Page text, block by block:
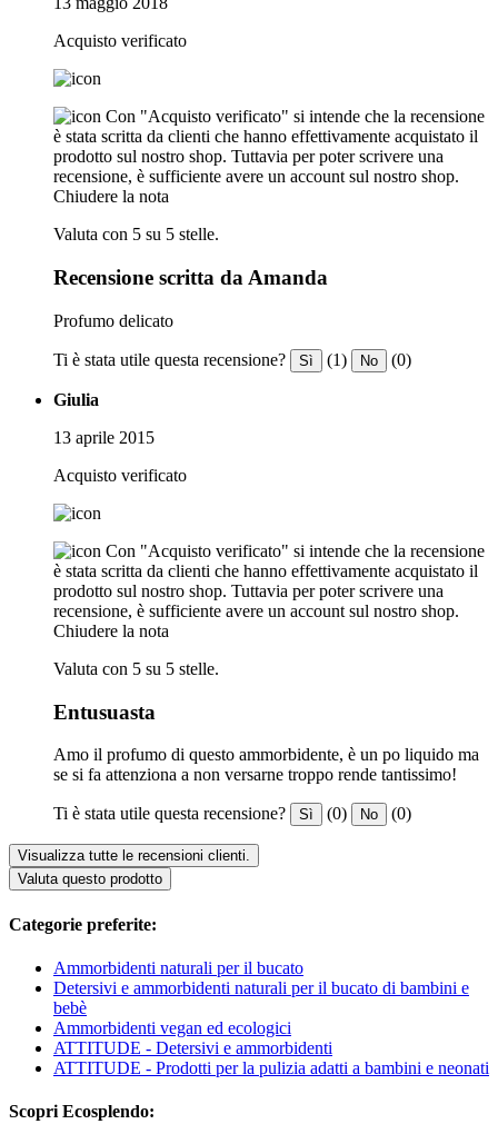
Acquisto verificato
Con "Acquisto verificato" si intende che la recensione
è stata scritta da clienti che hanno effettivamente acquistato il
prodotto sul nostro shop. Tuttavia per poter scrivere una
recensione, è sufficiente avere un account sul nostro shop.
Chiudere la nota
Valuta con 5 su 5 stelle.
Recensione scritta da Amanda
Profumo delicato
Ti è stata utile questa recensione? Sì (1) No (0)
Giulia
13 aprile 2015
Acquisto verificato
Con "Acquisto verificato" si intende che la recensione
è stata scritta da clienti che hanno effettivamente acquistato il
prodotto sul nostro shop. Tuttavia per poter scrivere una
recensione, è sufficiente avere un account sul nostro shop.
Chiudere la nota
Valuta con 5 su 5 stelle.
Entusuasta
Amo il profumo di questo ammorbidente, è un po liquido ma
se si fa attenziona a non versarne troppo rende tantissimo!
Ti è stata utile questa recensione? Sì (0) No (0)
Visualizza tutte le recensioni clienti.
Valuta questo prodotto
Categorie preferite:
Ammorbidenti naturali per il bucato
Detersivi e ammorbidenti naturali per il bucato di bambini e
bebè
Ammorbidenti vegan ed ecologici
ATTITUDE - Detersivi e ammorbidenti
ATTITUDE - Prodotti per la pulizia adatti a bambini e neonati
Scopri Ecosplendo: